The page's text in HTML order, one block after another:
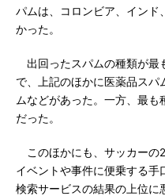
パムは、コロンビア、インド
かった。
出回ったスパムの種類が最
で、上記のほかに医薬品ス
ムなどがあった。一方、最
だった。
このほかにも、サッカーの
イベントや事件に便乗する手
検索サービスの結果の上位に